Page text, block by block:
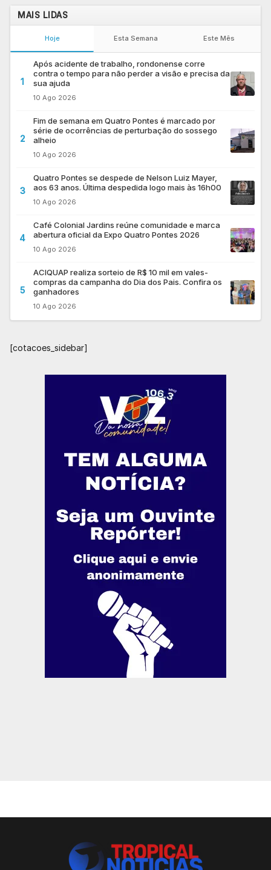
MAIS LIDAS
Hoje Esta Semana Este Mês
1
Após acidente de trabalho, rondonense corre
contra o tempo para não perder a visão e precisa da
sua ajuda
10 Ago 2026
2
Fim de semana em Quatro Pontes é marcado por
série de ocorrências de perturbação do sossego
alheio
10 Ago 2026
3
Quatro Pontes se despede de Nelson Luiz Mayer,
aos 63 anos. Última despedida logo mais às 16h00
10 Ago 2026
4
Café Colonial Jardins reúne comunidade e marca
abertura oficial da Expo Quatro Pontes 2026
10 Ago 2026
5
ACIQUAP realiza sorteio de R$ 10 mil em vales-
compras da campanha do Dia dos Pais. Confira os
ganhadores
10 Ago 2026
[cotacoes_sidebar]